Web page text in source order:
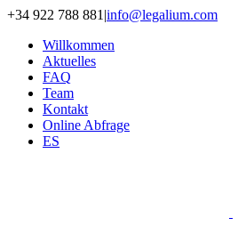
Zum
springen
+34 922 788 881 |info@legalium.com
Willkommen
Aktuelles
FAQ
Team
Kontakt
Online Abfrage
ES